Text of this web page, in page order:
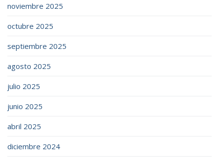
noviembre 2025
octubre 2025
septiembre 2025
agosto 2025
julio 2025
junio 2025
abril 2025
diciembre 2024